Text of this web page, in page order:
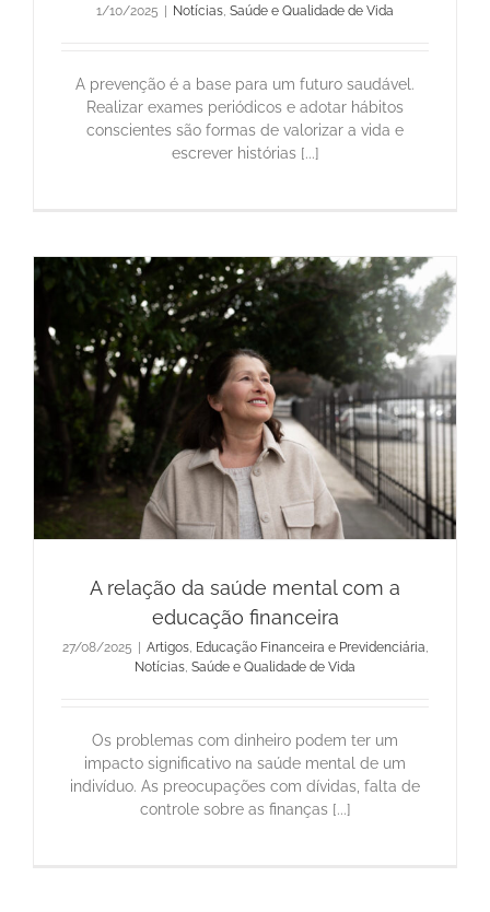
1/10/2025 Notícias, Saúde e Qualidade de Vida
A prevenção é a base para um futuro saudável.
Realizar exames periódicos e adotar hábitos
conscientes são formas de valorizar a vida e
escrever histórias [...]
A relação da saúde mental com a
educação financeira
27/08/2025 Artigos, Educação Financeira e Previdenciária,
Notícias, Saúde e Qualidade de Vida
Os problemas com dinheiro podem ter um
impacto significativo na saúde mental de um
indivíduo. As preocupações com dívidas, falta de
controle sobre as finanças [...]